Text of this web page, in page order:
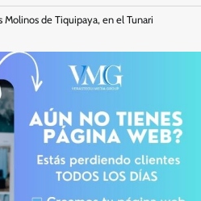
de Tiquipaya, en el Tunari